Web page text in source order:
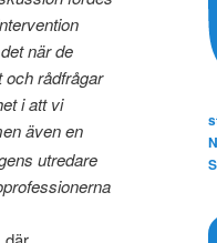
när de
och rådfrågar
i att vi
även en
utredare